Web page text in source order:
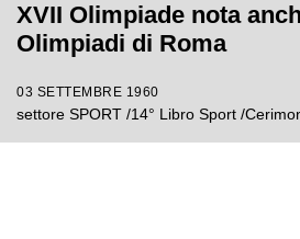
XVII Olimpiade nota
Olimpiadi di Roma
03 SETTEMBRE 1960
settore SPORT /14° Libro Sport /